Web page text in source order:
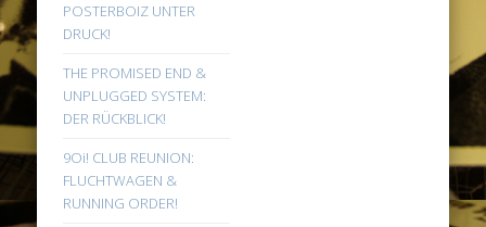
POSTERBOIZ UNTER
DRUCK!
THE PROMISED END &
UNPLUGGED SYSTEM:
DER RÜCKBLICK!
9Oi! CLUB REUNION:
FLUCHTWAGEN &
RUNNING ORDER!